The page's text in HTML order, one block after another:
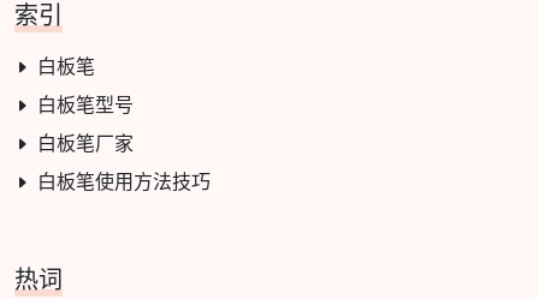
索引
白板笔
白板笔型号
白板笔厂家
白板笔使用方法技巧
热词